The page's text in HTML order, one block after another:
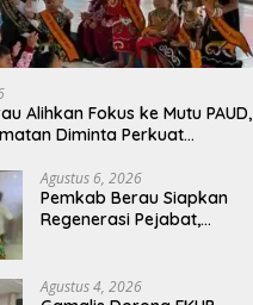
Alihkan Fokus ke Mutu PAUD,
Diminta Perkuat
Agustus 6, 2026
Pemkab Berau Siapkan
Regenerasi Pejabat,
Agustus 4, 2026